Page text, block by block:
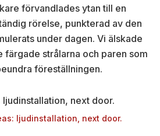
förvandlades ytan till en
rörelse, punkterad av den
under dagen. Vi älskade
färgade strålarna och paren som
föreställningen.
ljudinstallation, next door.